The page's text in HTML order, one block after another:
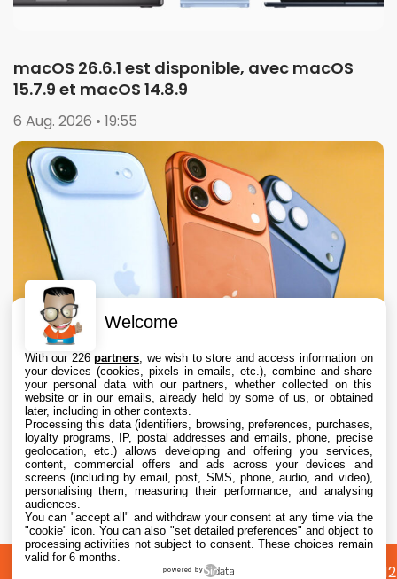
macOS 26.6.1 est disponible, avec macOS
15.7.9 et macOS 14.8.9
6 Aug. 2026 • 19:55
Apple augmente les valeurs de reprise des
iPhone, iPad, Mac et Apple Watch
6 Aug. 2026 • 19:02
Préférences Confidentialité ©
Welcome
With our 226partners , we wish to store and access information on
your devices (cookies, pixels in emails, etc.), combine and share
your personal data with our partners, whether collected on this
website or in our emails, already held by some of us, or obtained
later, including in other contexts.
Processing this data (identifiers, browsing, preferences, purchases,
loyalty programs, IP, postal addresses and emails, phone, precise
geolocation, etc.) allows developing and offering you services,
content, commercial offers and ads across your devices and
screens (including by email, post, SMS, phone, audio, and video),
personalising them, measuring their performance, and analysing
audiences.
You can "accept all" and withdraw your consent at any time via the
"cookie" icon. You can also "set detailed preferences" and object to
processing activities not subject to consent. These choices remain
valid for 6 months.
powered by